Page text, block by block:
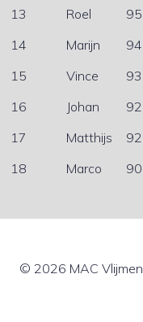
13
Roel 95
14
Marijn 94
15
Vince 93
16
Johan 92
17
Matthijs 92
18
Marco 90
© 2026 MAC